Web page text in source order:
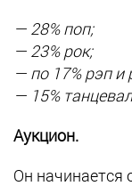
— 28% поп;
— 23% рок;
— по 17% рэп и
— 15%
Аукцион.
Он начинается